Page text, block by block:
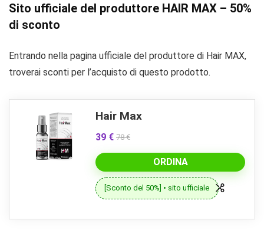
Sito ufficiale del produttore HAIR MAX – 50%
di sconto
Entrando nella pagina ufficiale del produttore di Hair MAX,
troverai sconti per l’acquisto di questo prodotto.
Hair Max
39 € 78 €
ORDINA
[Sconto del 50%] • sito ufficiale